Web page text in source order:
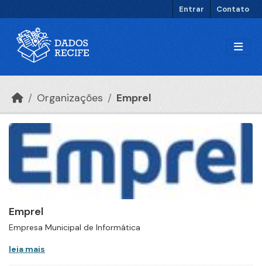
Entrar Contato
Organizações Emprel
Emprel
Empresa Municipal de Informática
leia mais